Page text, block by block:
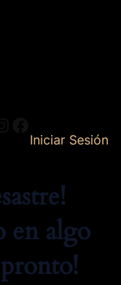
Iniciar Sesión
en algo